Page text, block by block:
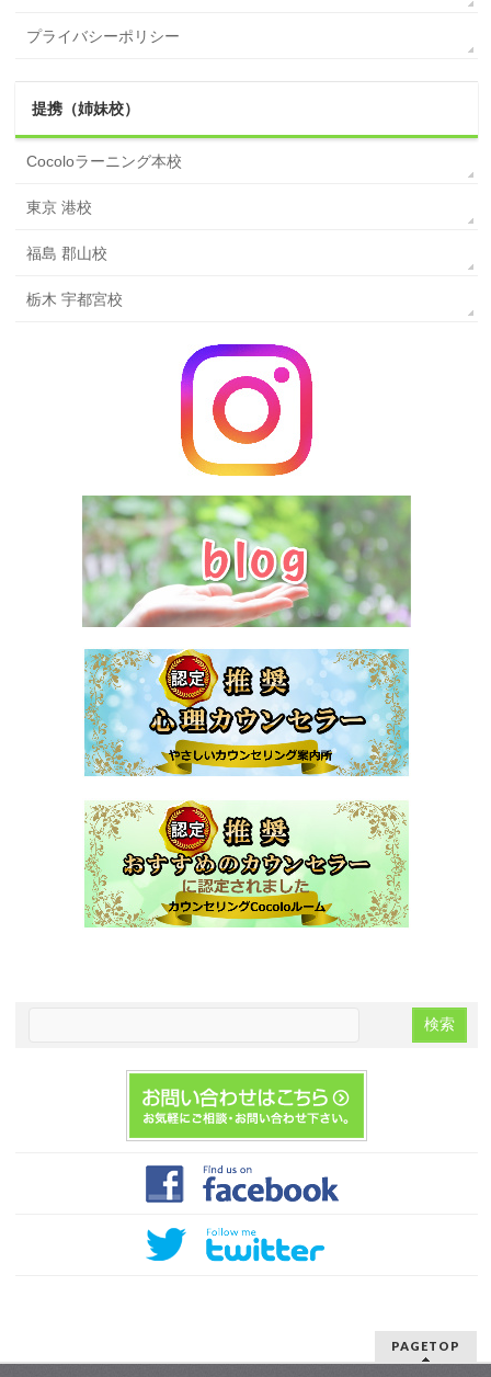
プライバシーポリシー
提携（姉妹校）
Cocoloラーニング本校
東京 港校
福島 郡山校
栃木 宇都宮校
PAGETOP